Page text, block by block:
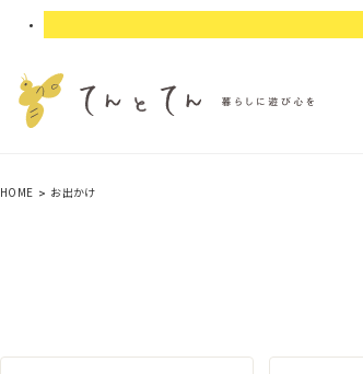
HOME お出かけ